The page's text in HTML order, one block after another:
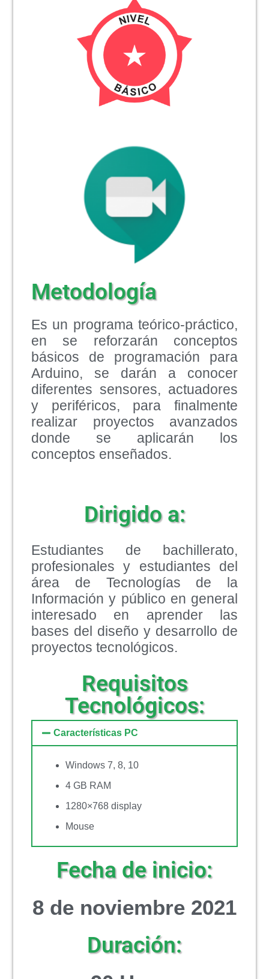
Metodología
Es un programa teórico-práctico,
en se reforzarán conceptos
básicos de programación para
Arduino, se darán a conocer
diferentes sensores, actuadores
y periféricos, para finalmente
realizar proyectos avanzados
donde se aplicarán los
conceptos enseñados.
Dirigido a:
Estudiantes de bachillerato,
profesionales y estudiantes del
área de Tecnologías de la
Información y público en general
interesado en aprender las
bases del diseño y desarrollo de
proyectos tecnológicos.
Requisitos
Tecnológicos:
Características PC
Windows 7, 8, 10
4 GB RAM
1280×768 display
Mouse
Fecha de inicio:
8 de noviembre 2021
Duración: